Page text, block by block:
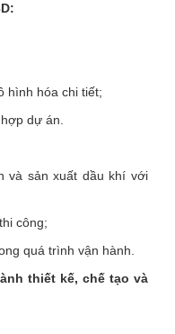
hình hóa chi tiết;
dự án.
và sản xuất dầu khí với
công;
quá trình vận hành.
thiết kế, chế tạo và